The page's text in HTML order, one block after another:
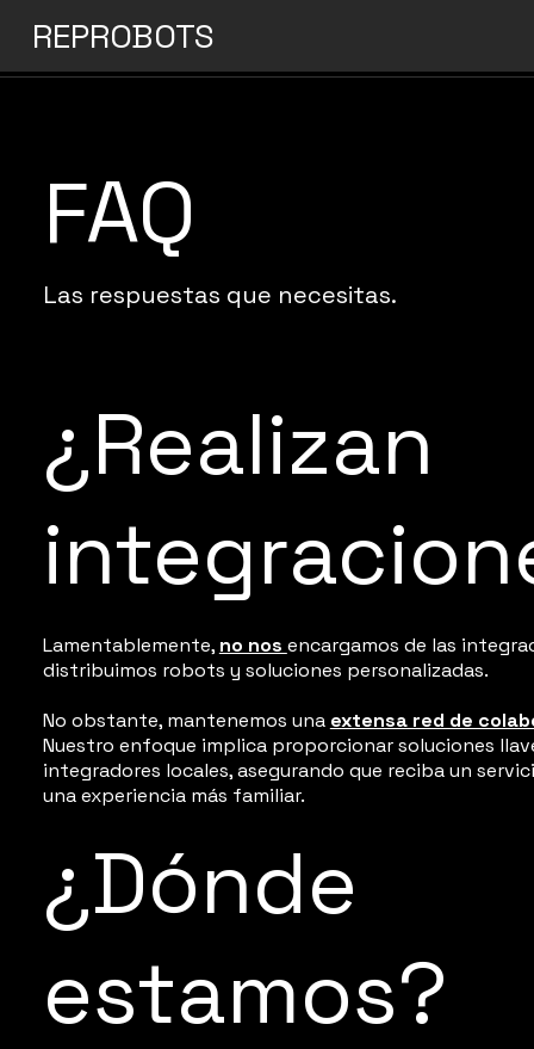
REPROBOTS
FAQ
Las respuestas que necesitas.
Lamentablemente, no nos encargamos de las
distribuimos robots y soluciones personalizadas.
No obstante, mantenemos una extensa red de
Nuestro enfoque implica proporcionar soluciones
integradores locales, asegurando que reciba un
una experiencia más familiar.
¿Realizan
¿Dónde
estamos?